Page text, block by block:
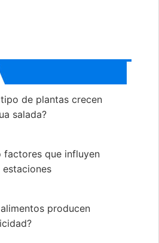
tipo de plantas crecen
salada?
factores que influyen
estaciones
alimentos producen